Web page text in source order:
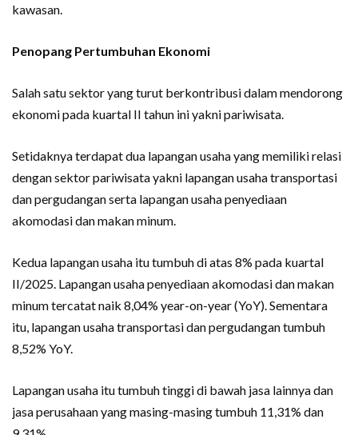
kawasan.
Penopang Pertumbuhan Ekonomi
Salah satu sektor yang turut berkontribusi dalam mendorong
ekonomi pada kuartal II tahun ini yakni pariwisata.
Setidaknya terdapat dua lapangan usaha yang memiliki relasi
dengan sektor pariwisata yakni lapangan usaha transportasi
dan pergudangan serta lapangan usaha penyediaan
akomodasi dan makan minum.
Kedua lapangan usaha itu tumbuh di atas 8% pada kuartal
II/2025. Lapangan usaha penyediaan akomodasi dan makan
minum tercatat naik 8,04% year-on-year (YoY). Sementara
itu, lapangan usaha transportasi dan pergudangan tumbuh
8,52% YoY.
Lapangan usaha itu tumbuh tinggi di bawah jasa lainnya dan
jasa perusahaan yang masing-masing tumbuh 11,31% dan